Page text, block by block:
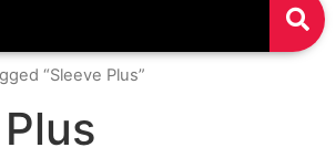
“Sleeve Plus”